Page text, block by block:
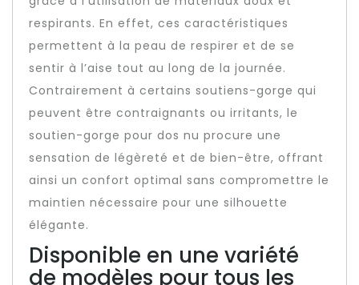
respirants. En effet, ces caractéristiques
permettent à la peau de respirer et de se
sentir à l’aise tout au long de la journée.
Contrairement à certains soutiens-gorge qui
peuvent être contraignants ou irritants, le
soutien-gorge pour dos nu procure une
sensation de légèreté et de bien-être, offrant
ainsi un confort optimal sans compromettre le
maintien nécessaire pour une silhouette
élégante.
Disponible en une variété
de modèles pour tous les